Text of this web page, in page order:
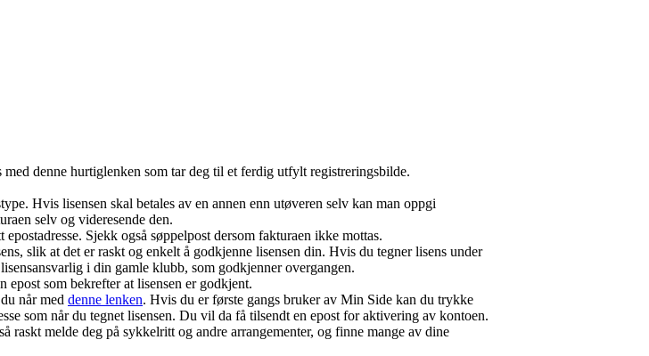
denne hurtiglenken som tar deg til et ferdig utfylt registreringsbilde.
Hvis lisensen skal betales av en annen enn utøveren selv kan man oppgi
selv og videresende den.
Sjekk også søppelpost dersom fakturaen ikke mottas.
slik at det er raskt og enkelt å godkjenne lisensen din. Hvis du tegner lisens under
i din gamle klubb, som godkjenner overgangen.
som bekrefter at lisensen er godkjent.
når med denne lenken. Hvis du er første gangs bruker av Min Side kan du trykke
som når du tegnet lisensen. Du vil da få tilsendt en epost for aktivering av kontoen.
raskt melde deg på sykkelritt og andre arrangementer, og finne mange av dine